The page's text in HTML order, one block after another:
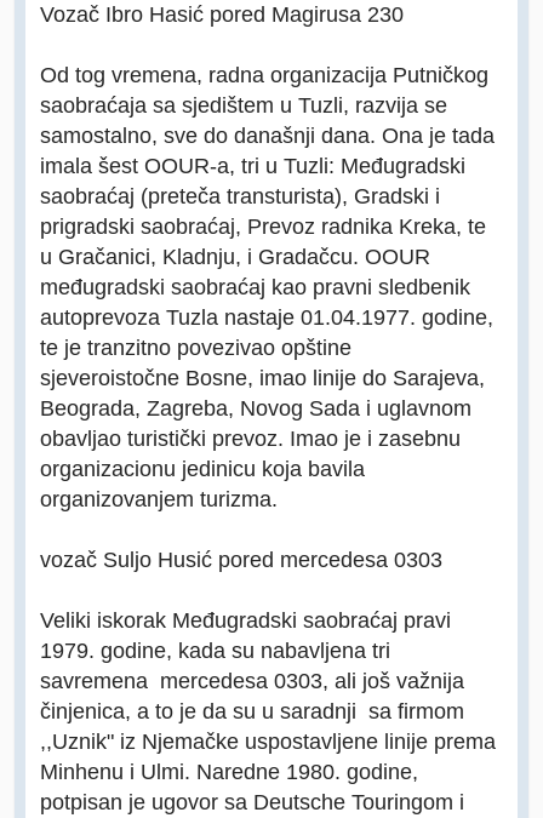
Vozač Ibro Hasić pored Magirusa 230
Od tog vremena, radna organizacija Putničkog
saobraćaja sa sjedištem u Tuzli, razvija se
samostalno, sve do današnji dana. Ona je tada
imala šest OOUR-a, tri u Tuzli: Međugradski
saobraćaj (preteča transturista), Gradski i
prigradski saobraćaj, Prevoz radnika Kreka, te
u Gračanici, Kladnju, i Gradačcu. OOUR
međugradski saobraćaj kao pravni sledbenik
autoprevoza Tuzla nastaje 01.04.1977. godine,
te je tranzitno povezivao opštine
sjeveroistočne Bosne, imao linije do Sarajeva,
Beograda, Zagreba, Novog Sada i uglavnom
obavljao turistički prevoz. Imao je i zasebnu
organizacionu jedinicu koja bavila
organizovanjem turizma.
vozač Suljo Husić pored mercedesa 0303
Veliki iskorak Međugradski saobraćaj pravi
1979. godine, kada su nabavljena tri
savremena mercedesa 0303, ali još važnija
činjenica, a to je da su u saradnji sa firmom
,,Uznik" iz Njemačke uspostavljene linije prema
Minhenu i Ulmi. Naredne 1980. godine,
potpisan je ugovor sa Deutsche Touringom i